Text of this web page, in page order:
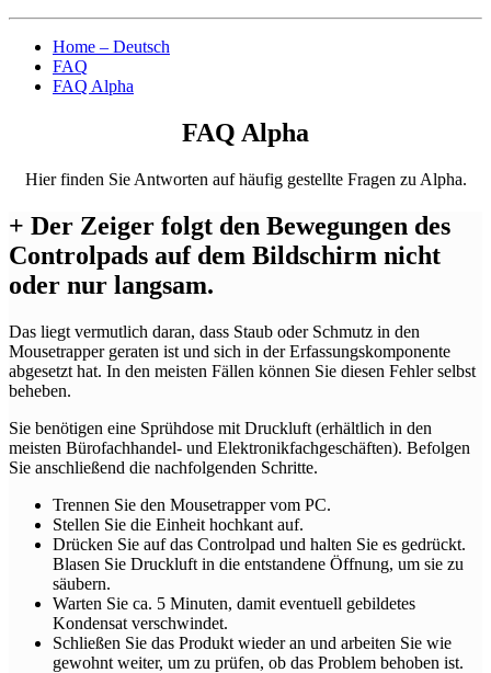
Home – Deutsch
FAQ
FAQ Alpha
FAQ Alpha
Hier finden Sie Antworten auf häufig gestellte Fragen zu Alpha.
+ Der Zeiger folgt den Bewegungen des
Controlpads auf dem Bildschirm nicht
oder nur langsam.
Das liegt vermutlich daran, dass Staub oder Schmutz in den
Mousetrapper geraten ist und sich in der Erfassungskomponente
abgesetzt hat. In den meisten Fällen können Sie diesen Fehler selbst
beheben.
Sie benötigen eine Sprühdose mit Druckluft (erhältlich in den
meisten Bürofachhandel- und Elektronikfachgeschäften). Befolgen
Sie anschließend die nachfolgenden Schritte.
Trennen Sie den Mousetrapper vom PC.
Stellen Sie die Einheit hochkant auf.
Drücken Sie auf das Controlpad und halten Sie es gedrückt.
Blasen Sie Druckluft in die entstandene Öffnung, um sie zu
säubern.
Warten Sie ca. 5 Minuten, damit eventuell gebildetes
Kondensat verschwindet.
Schließen Sie das Produkt wieder an und arbeiten Sie wie
gewohnt weiter, um zu prüfen, ob das Problem behoben ist.